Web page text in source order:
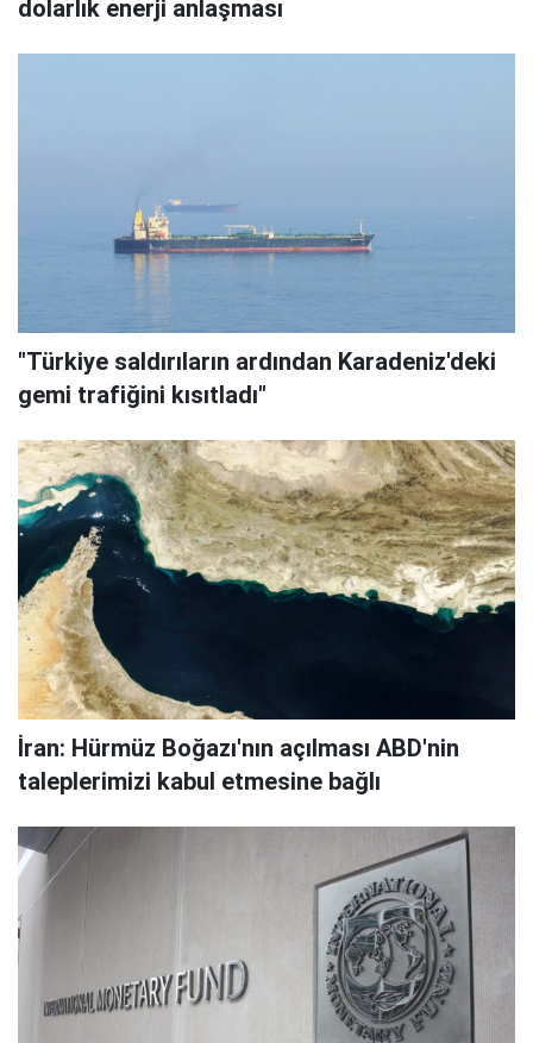
dolarlık enerji anlaşması
"Türkiye saldırıların ardından Karadeniz'deki
gemi trafiğini kısıtladı"
İran: Hürmüz Boğazı'nın açılması ABD'nin
taleplerimizi kabul etmesine bağlı